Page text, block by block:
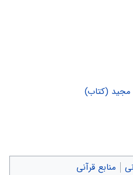
مجید (کتاب)
منابع قرآنی